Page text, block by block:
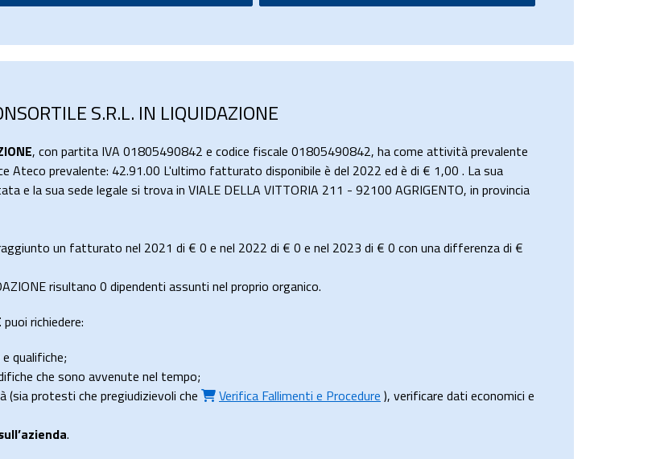
S.R.L. IN LIQUIDAZIONE
, con partita IVA 01805490842 e codice fiscale 01805490842, ha come attività prevalente
Ateco prevalente: 42.91.00 L'ultimo fatturato disponibile è del 2022 ed è di € 1,00 . La sua
e la sua sede legale si trova in VIALE DELLA VITTORIA 211 - 92100 AGRIGENTO, in provincia
raggiunto un fatturato nel 2021 di € 0 e nel 2022 di € 0 e nel 2023 di € 0 con una differenza di €
risultano 0 dipendenti assunti nel proprio organico.
puoi richiedere:
qualifiche;
che sono avvenute nel tempo;
protesti che pregiudizievoli che Verifica Fallimenti e Procedure ), verificare dati economici e
.